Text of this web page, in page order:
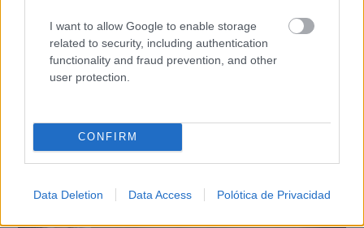
I want to allow Google to enable storage
related to security, including authentication
functionality and fraud prevention, and other
user protection.
CONFIRM
Data Deletion Data Access Polótica de Privacidad
Costumbres que no creerás
¿Qué pensarías si esto fuera normal en tu país?